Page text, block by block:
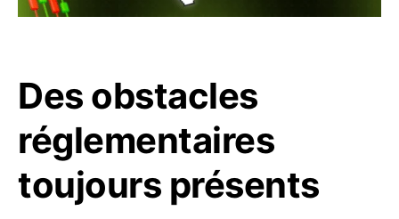
Des obstacles
réglementaires
toujours présents